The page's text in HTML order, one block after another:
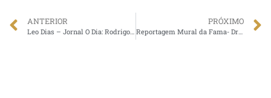
ANTERIOR PRÓXIMO
Reportagem Mural da Fama- Dr Claudio Ambrosio e Igor Rickli.